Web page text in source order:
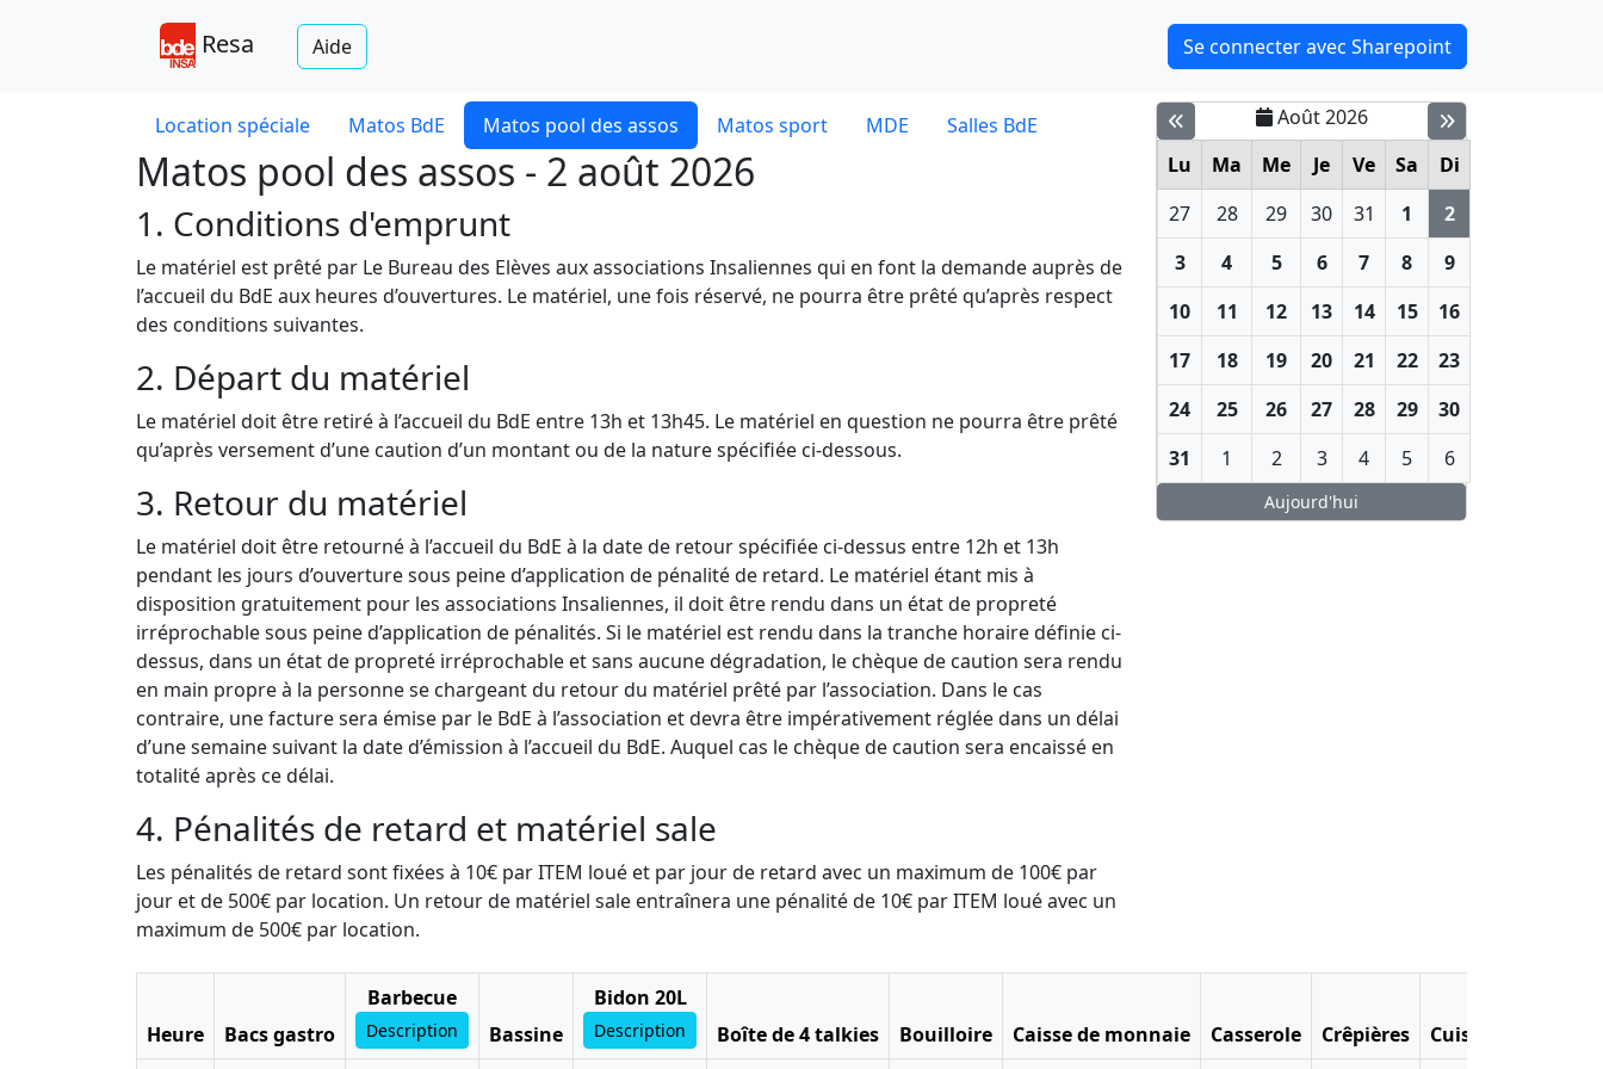
Resa Aide Se connecter avec Sharepoint
Location spéciale Matos BdE Matos pool des assos Matos sport MDE Salles BdE
Matos pool des assos - 2 août 2026
1. Conditions d'emprunt
Le matériel est prêté par Le Bureau des Elèves aux associations Insaliennes qui en font la demande auprès de
l’accueil du BdE aux heures d’ouvertures. Le matériel, une fois réservé, ne pourra être prêté qu’après respect
des conditions suivantes.
2. Départ du matériel
Le matériel doit être retiré à l’accueil du BdE entre 13h et 13h45. Le matériel en question ne pourra être prêté
qu’après versement d’une caution d’un montant ou de la nature spécifiée ci-dessous.
3. Retour du matériel
Le matériel doit être retourné à l’accueil du BdE à la date de retour spécifiée ci-dessus entre 12h et 13h
pendant les jours d’ouverture sous peine d’application de pénalité de retard. Le matériel étant mis à
disposition gratuitement pour les associations Insaliennes, il doit être rendu dans un état de propreté
irréprochable sous peine d’application de pénalités. Si le matériel est rendu dans la tranche horaire définie ci-
dessus, dans un état de propreté irréprochable et sans aucune dégradation, le chèque de caution sera rendu
en main propre à la personne se chargeant du retour du matériel prêté par l’association. Dans le cas
contraire, une facture sera émise par le BdE à l’association et devra être impérativement réglée dans un délai
d’une semaine suivant la date d’émission à l’accueil du BdE. Auquel cas le chèque de caution sera encaissé en
totalité après ce délai.
4. Pénalités de retard et matériel sale
Les pénalités de retard sont fixées à 10€ par ITEM loué et par jour de retard avec un maximum de 100€ par
jour et de 500€ par location. Un retour de matériel sale entraînera une pénalité de 10€ par ITEM loué avec un
maximum de 500€ par location.
Août 2026
Lu
Ma Me Je Ve Sa
Di
27
28 29 30 31 1
2
3
4 5 6 7 8
9
10
11 12 13 14 15
16
17
18 19 20 21 22
23
24
25 26 27 28 29
30
31
1 2 3 4 5 6
Aujourd'hui
Heure Bacs gastro
Barbecue
Description Bassine
Bidon 20L
Description Boîte de 4 talkies Bouilloire Caisse de monnaie Casserole Crêpières Cuiseur à riz